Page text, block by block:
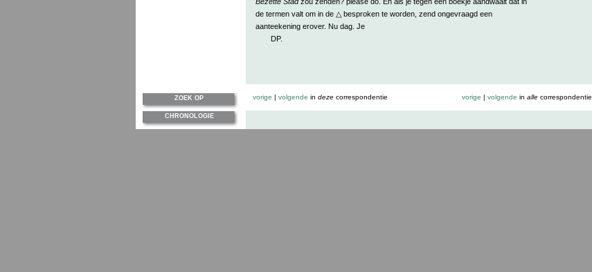
de termen valt om in de △ besproken te worden, zend ongevraagd een
aanteekening erover. Nu dag. Je
DP.
vorige | volgende in dezecorrespondentie vorige | volgende in allecorrespondentie
ZOEK OP
CHRONOLOGIE